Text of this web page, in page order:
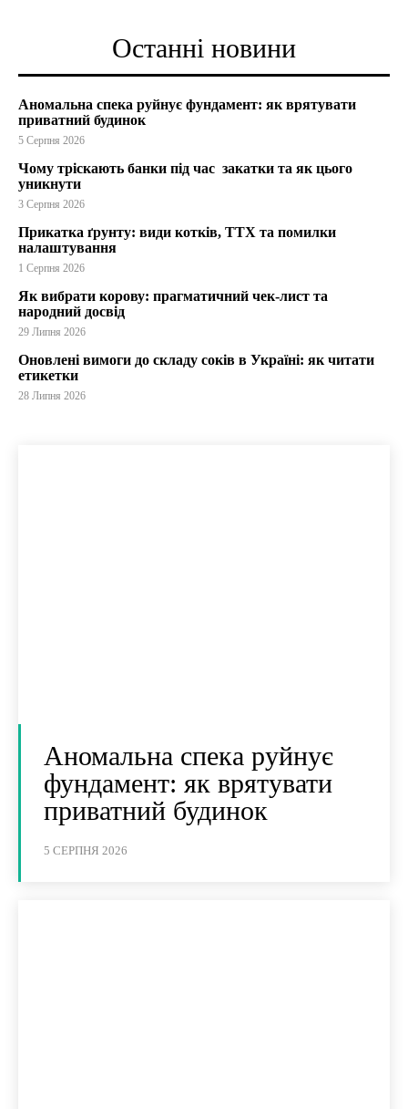
Останні новини
Аномальна спека руйнує фундамент: як врятувати
приватний будинок
5 Серпня 2026
Чому тріскають банки під час закатки та як цього
уникнути
3 Серпня 2026
Прикатка ґрунту: види котків, ТТХ та помилки
налаштування
1 Серпня 2026
Як вибрати корову: прагматичний чек-лист та
народний досвід
29 Липня 2026
Оновлені вимоги до складу соків в Україні: як читати
етикетки
28 Липня 2026
Аномальна спека руйнує
фундамент: як врятувати
приватний будинок
5 СЕРПНЯ 2026